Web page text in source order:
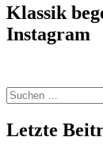
Klassik
Instagram
Suchen
nach:
Letzte